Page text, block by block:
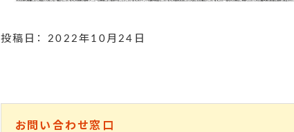
投稿日： 2022年10月24日
お問い合わせ窓口